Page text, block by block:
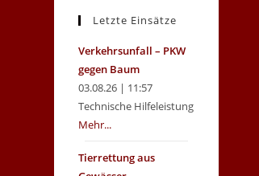
Letzte Einsätze
Verkehrsunfall – PKW
gegen Baum
03.08.26 | 11:57
Technische Hilfeleistung
Mehr...
Tierrettung aus